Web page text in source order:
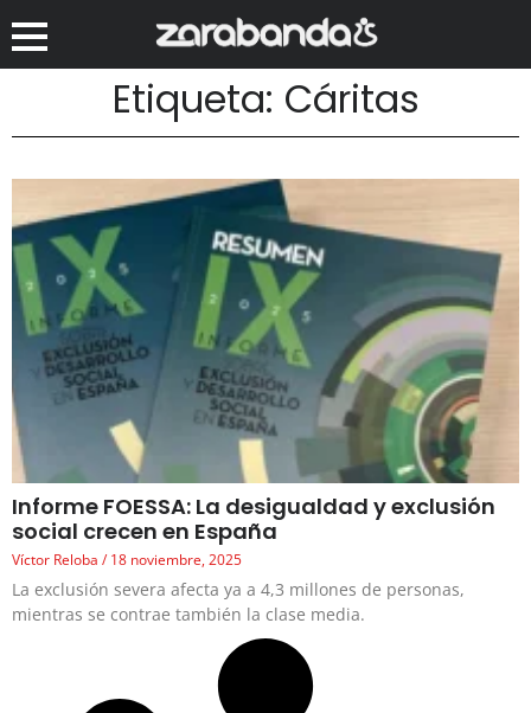
Etiqueta: Cáritas
Informe FOESSA: La desigualdad y exclusión
social crecen en España
Víctor Reloba 18 noviembre, 2025
La exclusión severa afecta ya a 4,3 millones de personas,
mientras se contrae también la clase media.